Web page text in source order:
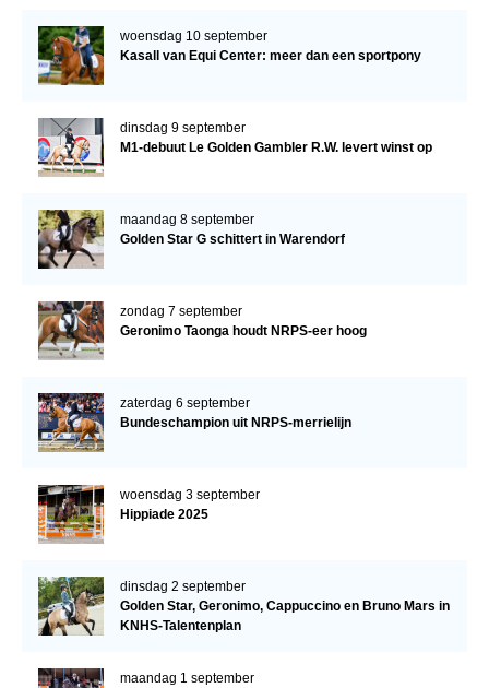
woensdag 10 september
Kasall van Equi Center: meer dan een sportpony
dinsdag 9 september
M1-debuut Le Golden Gambler R.W. levert winst op
maandag 8 september
Golden Star G schittert in Warendorf
zondag 7 september
Geronimo Taonga houdt NRPS-eer hoog
zaterdag 6 september
Bundeschampion uit NRPS-merrielijn
woensdag 3 september
Hippiade 2025
dinsdag 2 september
Golden Star, Geronimo, Cappuccino en Bruno Mars in
KNHS-Talentenplan
maandag 1 september